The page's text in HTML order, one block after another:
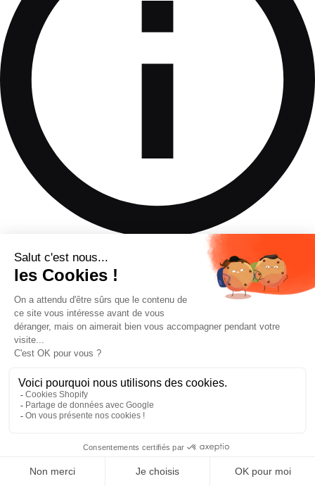
Ce produit n'est pas disponible dans la taille de ski que vous
avez sélectionnée.
Trouver un revendeur